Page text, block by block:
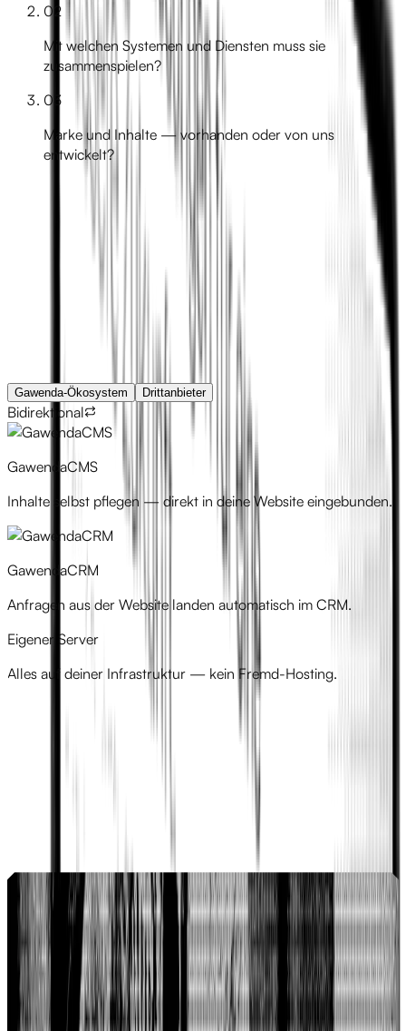
02
Mit welchen Systemen und Diensten muss sie
zusammenspielen?
03
Marke und Inhalte — vorhanden oder von uns
entwickelt?
Gawenda-Ökosystem Drittanbieter
Bidirektional
GawendaCMS
Inhalte selbst pflegen — direkt in deine Website eingebunden.
GawendaCRM
Anfragen aus der Website landen automatisch im CRM.
Eigener Server
Alles auf deiner Infrastruktur — kein Fremd-Hosting.
Wie Domanh SFX in 3 Tagen zu einem
produktionsreifen Online-Portfolio kam
Tom Domanh ist SFX-Artist für Produktionen wie
HandOfBlood, RocketBeansTV und Olivia Jones — online war